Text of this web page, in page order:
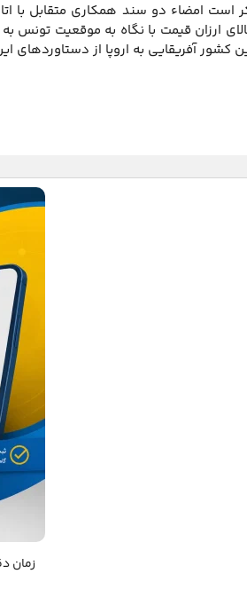
است امضاء دو سند همکاری متقابل با
ارزان قیمت با نگاه به موقعیت تونس
کشور آفریقایی به اروپا از دستاوردهای
زمان